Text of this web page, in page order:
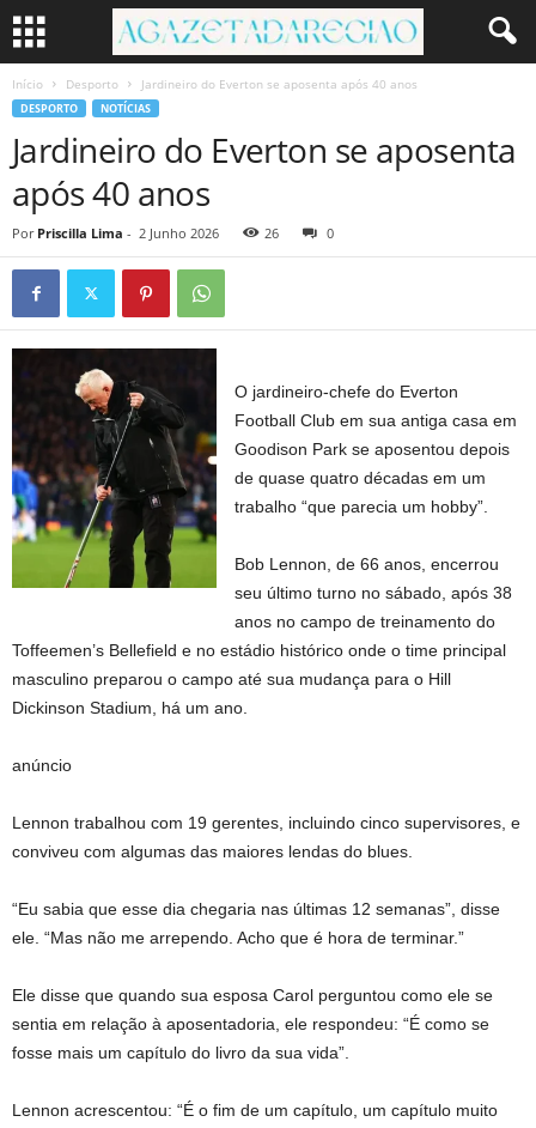
Início Desporto Jardineiro do Everton se aposenta após 40 anos
DESPORTO NOTÍCIAS
Jardineiro do Everton se aposenta
após 40 anos
Por Priscilla Lima - 2 Junho 2026 26 0
O jardineiro-chefe do Everton
Football Club em sua antiga casa em
Goodison Park se aposentou depois
de quase quatro décadas em um
trabalho “que parecia um hobby”.
Bob Lennon, de 66 anos, encerrou
seu último turno no sábado, após 38
anos no campo de treinamento do
Toffeemen’s Bellefield e no estádio histórico onde o time principal
masculino preparou o campo até sua mudança para o Hill
Dickinson Stadium, há um ano.
anúncio
Lennon trabalhou com 19 gerentes, incluindo cinco supervisores, e
conviveu com algumas das maiores lendas do blues.
“Eu sabia que esse dia chegaria nas últimas 12 semanas”, disse
ele. “Mas não me arrependo. Acho que é hora de terminar.”
Ele disse que quando sua esposa Carol perguntou como ele se
sentia em relação à aposentadoria, ele respondeu: “É como se
fosse mais um capítulo do livro da sua vida”.
Lennon acrescentou: “É o fim de um capítulo, um capítulo muito